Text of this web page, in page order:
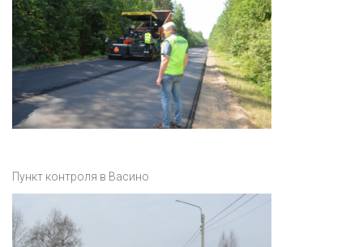
Пункт контроля в Васино